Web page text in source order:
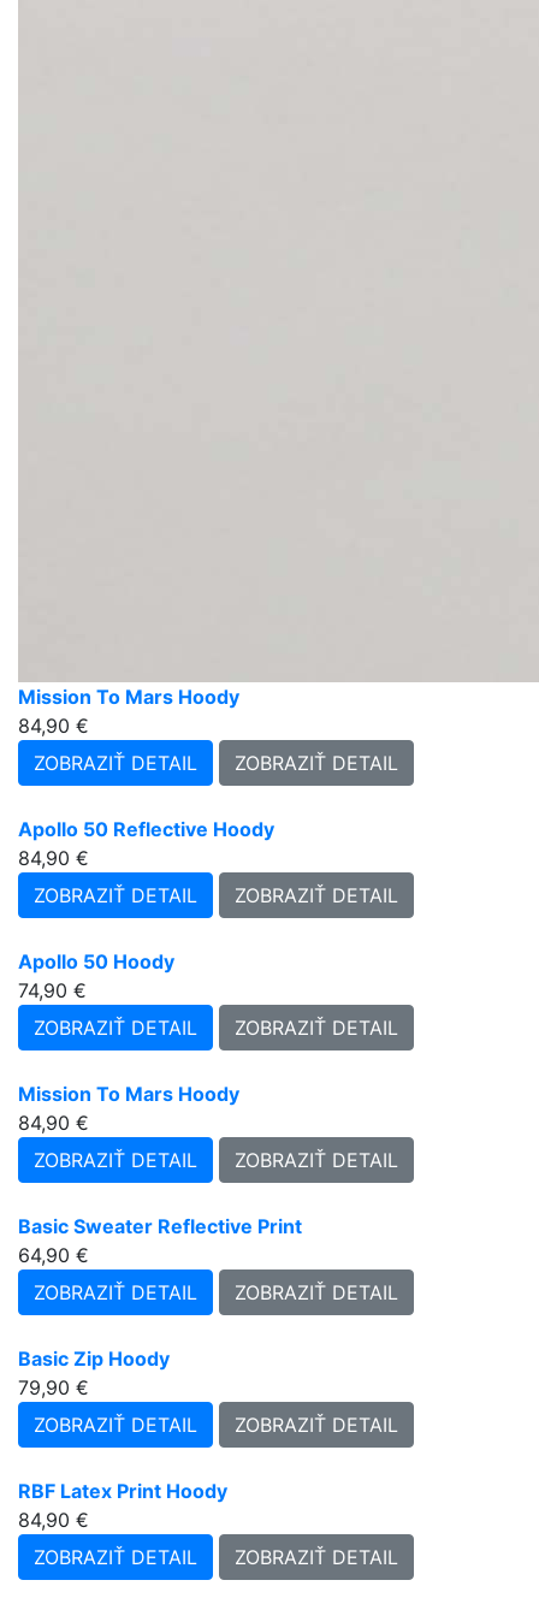
Mission To Mars Hoody
84,90 €
ZOBRAZIŤ DETAIL
ZOBRAZIŤ DETAIL
Apollo 50 Reflective Hoody
84,90 €
ZOBRAZIŤ DETAIL
ZOBRAZIŤ DETAIL
Apollo 50 Hoody
74,90 €
ZOBRAZIŤ DETAIL
ZOBRAZIŤ DETAIL
Mission To Mars Hoody
84,90 €
ZOBRAZIŤ DETAIL
ZOBRAZIŤ DETAIL
Basic Sweater Reflective Print
64,90 €
ZOBRAZIŤ DETAIL
ZOBRAZIŤ DETAIL
Basic Zip Hoody
79,90 €
ZOBRAZIŤ DETAIL
ZOBRAZIŤ DETAIL
RBF Latex Print Hoody
84,90 €
ZOBRAZIŤ DETAIL
ZOBRAZIŤ DETAIL